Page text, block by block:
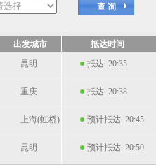
查 询
出发城市
抵达时间
昆明 抵达 20:35
重庆 抵达 20:38
上海(虹桥) 预计抵达 20:45
昆明 预计抵达 20:50